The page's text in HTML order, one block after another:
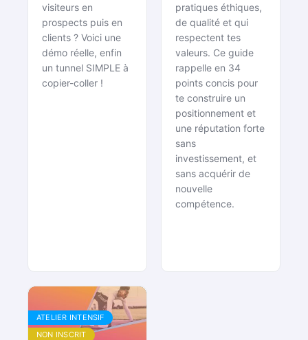
visiteurs en
prospects puis en
clients ? Voici une
démo réelle, enfin
un tunnel SIMPLE à
copier-coller !
pratiques éthiques,
de qualité et qui
respectent tes
valeurs. Ce guide
rappelle en 34
points concis pour
te construire un
positionnement et
une réputation forte
sans
investissement, et
sans acquérir de
nouvelle
compétence.
ATELIER INTENSIF
NON INSCRIT